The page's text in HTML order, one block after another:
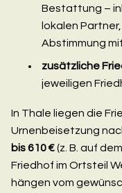
Bestattung –
lokalen
Abstimmung
zusätzliche
jeweiligen
In Thale liegen die
Urnenbeisetzung
bis 610 €(z. B. auf
Friedhof im Ortsteil
hängen vom